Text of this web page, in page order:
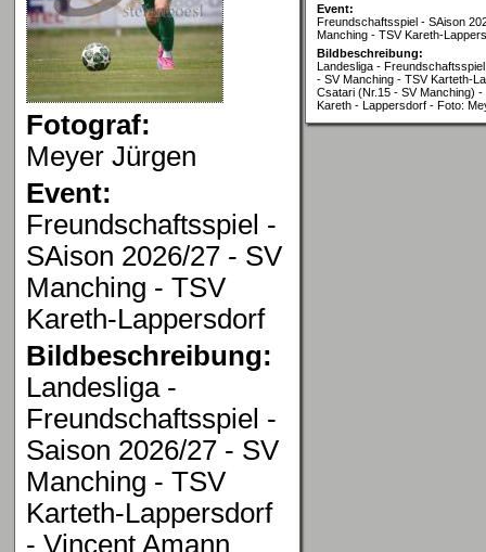
Fotograf:
Meyer Jürgen
Event:
Freundschaftsspiel -
SAison 2026/27 - SV
Manching - TSV
Kareth-Lappersdorf
Bildbeschreibung:
Landesliga -
Freundschaftsspiel -
Saison 2026/27 - SV
Manching - TSV
Karteth-Lappersdorf
- Vincent Amann
Event:
Freundschaftsspiel - SAison
Manching - TSV Kareth-
Bildbeschreibung:
Landesliga -
- SV Manching - TSV Karteth-
Csatari (Nr.15 - SV Manching) -
Kareth - Lappersdorf - Foto: